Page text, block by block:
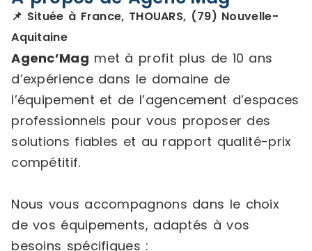
📌 Située à France, THOUARS, (79) Nouvelle-
Aquitaine
Agenc’Mag met à profit plus de 10 ans
d’expérience dans le domaine de
l’équipement et de l’agencement d’espaces
professionnels pour vous proposer des
solutions fiables et au rapport qualité-prix
compétitif.
Nous vous accompagnons dans le choix
de vos équipements, adaptés à vos
besoins spécifiques :